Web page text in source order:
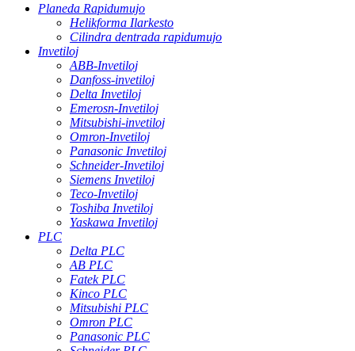
Planeda Rapidumujo
Helikforma Ilarkesto
Cilindra dentrada rapidumujo
Invetiloj
ABB-Invetiloj
Danfoss-invetiloj
Delta Invetiloj
Emerosn-Invetiloj
Mitsubishi-invetiloj
Omron-Invetiloj
Panasonic Invetiloj
Schneider-Invetiloj
Siemens Invetiloj
Teco-Invetiloj
Toshiba Invetiloj
Yaskawa Invetiloj
PLC
Delta PLC
AB PLC
Fatek PLC
Kinco PLC
Mitsubishi PLC
Omron PLC
Panasonic PLC